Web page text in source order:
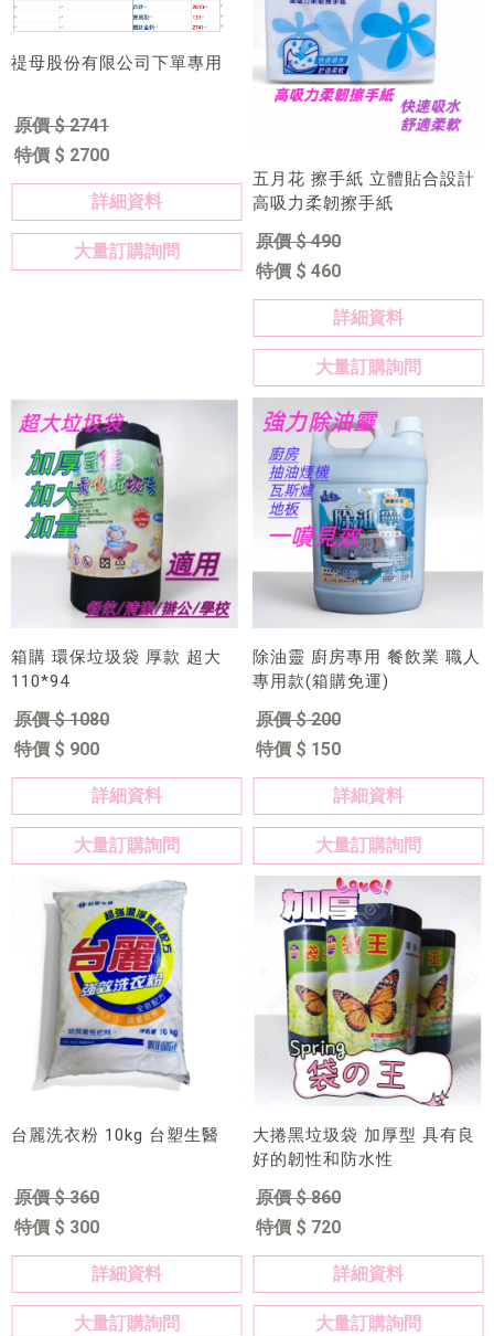
禔母股份有限公司下單專用
原價 $ 2741
特價 $ 2700
詳細資料
大量訂購詢問
五月花 擦手紙 立體貼合設計
高吸力柔韌擦手紙
原價 $ 490
特價 $ 460
詳細資料
大量訂購詢問
箱購 環保垃圾袋 厚款 超大
110*94
原價 $ 1080
特價 $ 900
詳細資料
大量訂購詢問
除油靈 廚房專用 餐飲業 職人
專用款(箱購免運)
原價 $ 200
特價 $ 150
詳細資料
大量訂購詢問
台麗洗衣粉 10kg 台塑生醫
原價 $ 360
特價 $ 300
詳細資料
大量訂購詢問
大捲黑垃圾袋 加厚型 具有良
好的韌性和防水性
原價 $ 860
特價 $ 720
詳細資料
大量訂購詢問